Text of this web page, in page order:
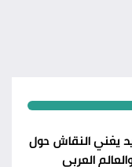
يغني النقاش حول
العربي